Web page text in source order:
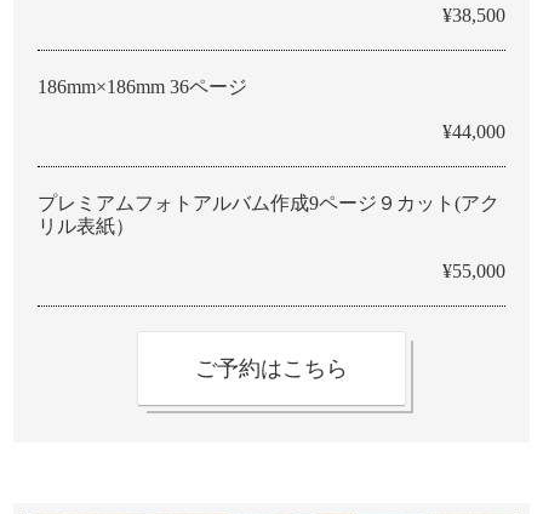
¥38,500
186mm×186mm 36ページ
¥44,000
プレミアムフォトアルバム作成9ページ９カット(アク
リル表紙）
¥55,000
ご予約はこちら